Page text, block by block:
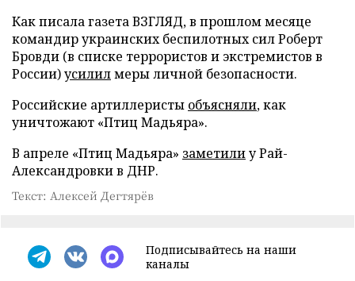
Как писала газета ВЗГЛЯД, в прошлом месяце
командир украинских беспилотных сил Роберт
Бровди (в списке террористов и экстремистов в
России)усилилмеры личной безопасности.
Российские артиллеристы объясняли, как
уничтожают «Птиц Мадьяра».
В апреле «Птиц Мадьяра» заметилиу Рай-
Александровки в ДНР.
Текст: Алексей Дегтярёв
Подписывайтесь на наши
каналы